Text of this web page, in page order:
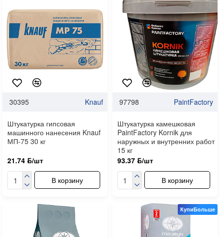
30395 Knauf
Штукатурка гипсовая
машинного нанесения Knauf
МП-75 30 кг
21.74 ƃ/шт
В корзину
97798 PaintFactory
Штукатурка камешковая
PaintFactory Kornik для
наружных и внутренних работ
15 кг
93.37 ƃ/шт
В корзину
КупиБольше